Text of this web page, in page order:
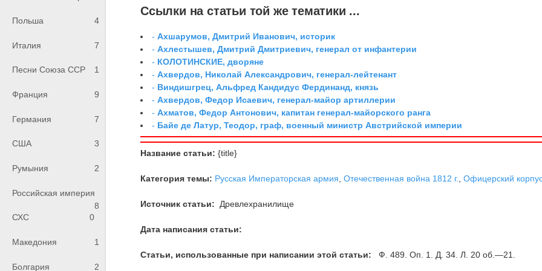
Польша 4
Италия 7
Песни Союза ССР 1
Франция 9
Германия 7
США 3
Румыния 2
Российская империя
8
СХС
0
Македония 1
Болгария 2
Ссылки на статьи той же тематики ...
-Ахшарумов, Дмитрий Иванович, историк
-Ахлестышев, Дмитрий Дмитриевич, генерал от инфантерии
- КОЛОТИНСКИЕ, дворяне
-Ахвердов, Николай Александрович, генерал-лейтенант
- Виндишгрец, Альфред Кандидус Фердинанд, князь
-Ахвердов, Федор Исаевич, генерал-майор артиллерии
-Ахматов, Федор Антонович, капитан генерал-майорского ранга
- Байе де Латур, Теодор, граф, военный министр Австрийской империи
Название статьи: {title}
Категория темы: Русская Императорская армия ,Отечественная война 1812 г. ,Офицерский
Источник статьи: Древлехранилище
Дата написания статьи:
Статьи, использованные при написании этой статьи: Ф. 489. Оп. 1. Д. 34. Л. 20 об.—21.